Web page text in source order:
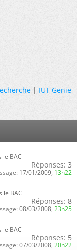
|IUT Genie
BAC
Réponses: 3
17/01/2009, 13h22
le BAC
Réponses: 8
08/03/2008, 23h25
BAC
Réponses: 5
07/03/2008, 20h22